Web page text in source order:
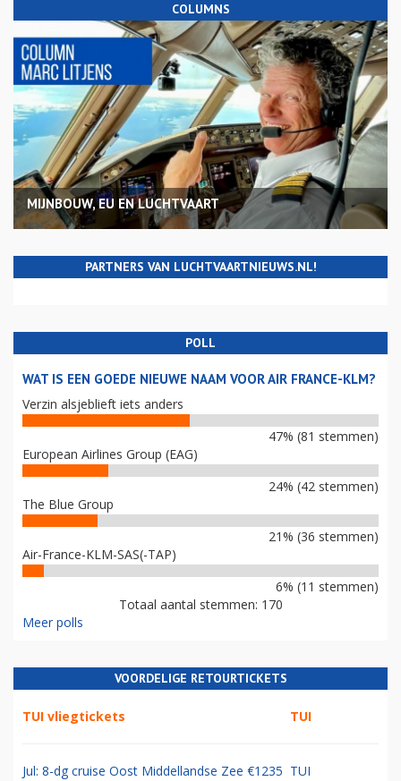
COLUMNS
MIJNBOUW, EU EN LUCHTVAART
PARTNERS VAN LUCHTVAARTNIEUWS.NL!
POLL
WAT IS EEN GOEDE NIEUWE NAAM VOOR AIR FRANCE-KLM?
Verzin alsjeblieft iets anders
47% (81 stemmen)
European Airlines Group (EAG)
24% (42 stemmen)
The Blue Group
21% (36 stemmen)
Air-France-KLM-SAS(-TAP)
6% (11 stemmen)
Totaal aantal stemmen: 170
Meer polls
VOORDELIGE RETOURTICKETS
TUI vliegtickets TUI
Jul: 8-dg cruise Oost Middellandse Zee €1235 TUI